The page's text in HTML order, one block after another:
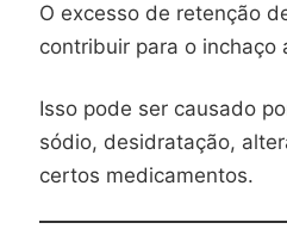
O excesso de retenção
contribuir para o inchaço
Isso pode ser causado
sódio, desidratação,
certos medicamentos.